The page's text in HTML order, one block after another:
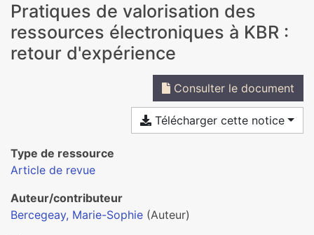
Pratiques de valorisation des
ressources électroniques à KBR :
retour d'expérience
Consulter le document
Télécharger cette notice
Type de ressource
Article de revue
Auteur/contributeur
Bercegeay, Marie-Sophie (Auteur)